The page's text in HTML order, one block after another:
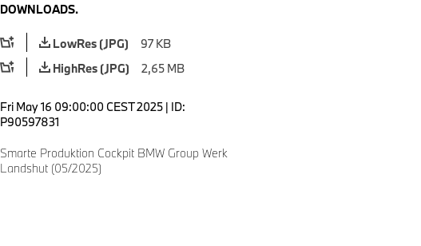
DOWNLOADS.
LowRes (JPG)
97 KB
HighRes (JPG)
2,65 MB
Fri May 16 09:00:00 CEST 2025 | ID:
P90597831
Smarte Produktion Cockpit BMW Group Werk
Landshut (05/2025)